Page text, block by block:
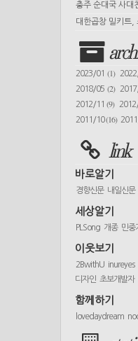
충주 순대국 사대
대한곱창 밀키트,
2023/01 (1)
2018/05 (2)
2012/11(9)
2011/10(16)
link
바로알기
경향신문 내일신문
세상알기
PLSong 개종 민중
이웃보기
2BwithU inureyes
디자인 초보개발자
함께하기
lovedaydream